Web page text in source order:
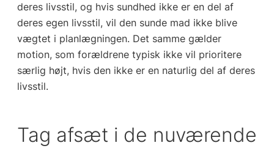
deres livsstil, og hvis sundhed ikke er en del af
deres egen livsstil, vil den sunde mad ikke blive
vægtet i planlægningen. Det samme gælder
motion, som forældrene typisk ikke vil prioritere
særlig højt, hvis den ikke er en naturlig del af deres
livsstil.
Tag afsæt i de nuværende